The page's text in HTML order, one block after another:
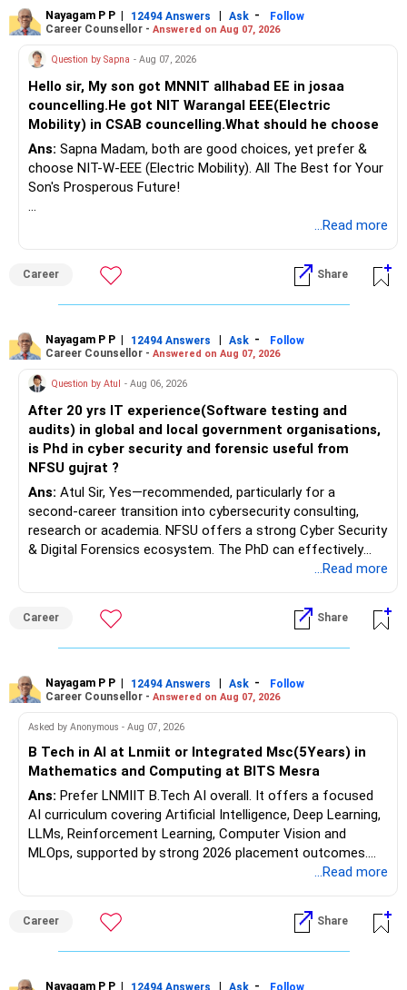
Nayagam P P | 12494 Answers | Ask -
Follow
Career Counsellor - Answered on Aug 07, 2026
Question by Sapna - Aug 07, 2026
Hello sir, My son got MNNIT allhabad EE in josaa
councelling.He got NIT Warangal EEE(Electric
Mobility) in CSAB councelling.What should he choose
Ans: Sapna Madam, both are good choices, yet prefer &
choose NIT-W-EEE (Electric Mobility). All The Best for Your
Son's Prosperous Future!
Follow RediffGURUS to Know More on 'Careers | Money |
...Read more
Career Share
Nayagam P P | 12494 Answers | Ask -
Follow
Career Counsellor - Answered on Aug 07, 2026
Question by Atul - Aug 06, 2026
After 20 yrs IT experience(Software testing and
audits) in global and local government organisations,
is Phd in cyber security and forensic useful from
NFSU gujrat ?
Ans: Atul Sir, Yes—recommended, particularly for a
second-career transition into cybersecurity consulting,
research or academia. NFSU offers a strong Cyber Security
& Digital Forensics ecosystem. The PhD can effectively
leverage 20 years of software testing and audit experience
forensic auditing, compliance and research. It requires a
substantial 4–6-year commitment, sustained research and
publications, making it most valuable for long-term
opportunities. All The Best for Your Prosperous Future, Sir!
Follow RediffGURUS to Know More on 'Careers | Money |
...Read more
Career Share
Nayagam P P | 12494 Answers | Ask -
Follow
Career Counsellor - Answered on Aug 07, 2026
Asked by Anonymous - Aug 07, 2026
B Tech in AI at Lnmiit or Integrated Msc(5Years) in
Mathematics and Computing at BITS Mesra
Ans: Prefer LNMIIT B.Tech AI overall. It offers a focused
AI curriculum covering Artificial Intelligence, Deep Learning,
LLMs, Reinforcement Learning, Computer Vision and
MLOps, supported by strong 2026 placement outcomes.
Choose BIT Mesra’s Integrated M.Sc. Mathematics &
aptitude and is targeting Quant, research, advanced
analytics or a PhD. All The Best for Your Prosperous
Future!
Follow RediffGURUS to Know More on 'Careers | Money |
...Read more
Career Share
Nayagam P P | 12494 Answers | Ask -
Follow